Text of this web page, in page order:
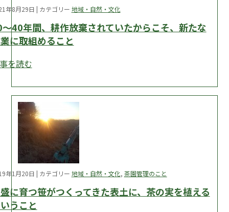
年8月29日 | カテゴリー 地域・自然・文化
40年間、耕作放棄されていたからこそ、新たな
に取組めること
を読む
年1月20日 | カテゴリー 地域・自然・文化, 茶園管理のこと
に育つ笹がつくってきた表土に、茶の実を植える
うこと